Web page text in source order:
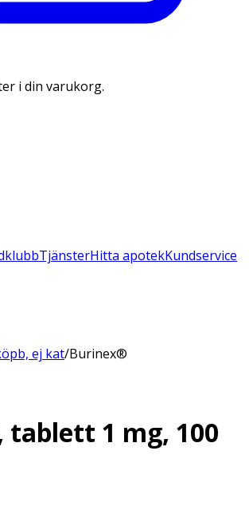
i din varukorg.
TjänsterHitta apotekKundservice
ej kat/Burinex®
tablett 1 mg, 100